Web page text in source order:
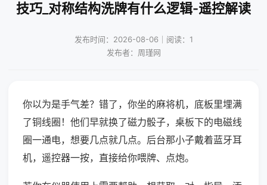
技巧_对称结构洗牌有什么逻辑-遥控解读
发布时间：2026-08-06｜阅读：1
发布者：周瑾网
你以为是手气差？错了，你坐的麻将机，底板里埋满
了铜线圈！他们早就换了磁力骰子，桌板下的电磁线
圈一通电，想要几点就几点。后台那小子戴着蓝牙耳
机，遥控器一按，直接给你喂牌、点炮。